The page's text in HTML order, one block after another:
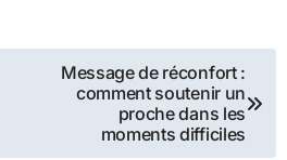
Message de réconfort :
comment soutenir un
proche dans les
moments difficiles